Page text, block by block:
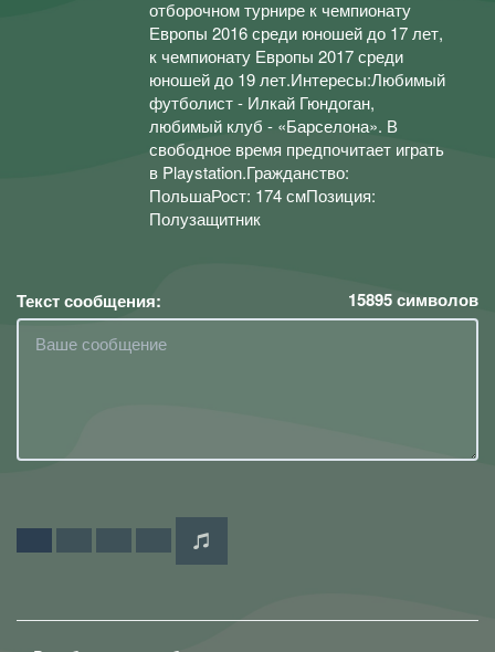
отборочном турнире к чемпионату
Европы 2016 среди юношей до 17 лет,
к чемпионату Европы 2017 среди
юношей до 19 лет.Интересы:Любимый
футболист - Илкай Гюндоган,
любимый клуб - «Барселона». В
свободное время предпочитает играть
в Playstation.Гражданство:
ПольшаРост: 174 смПозиция:
Полузащитник
Текст сообщения: 15895символов